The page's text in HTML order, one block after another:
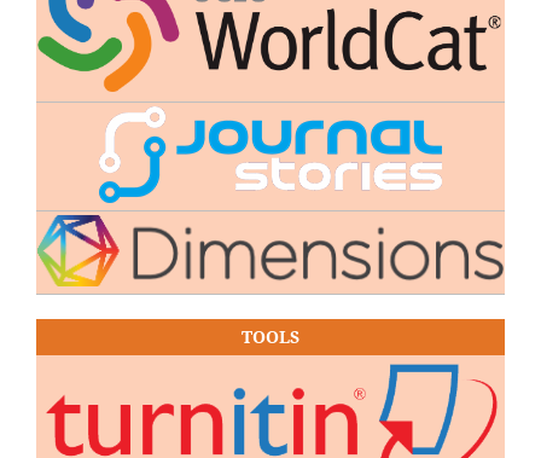
TOOLS